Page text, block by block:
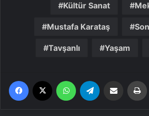
Kültür Sanat
Mustafa Karataş
Tavşanlı Yaşam
Facebook WhatsApp Email'den paylaş